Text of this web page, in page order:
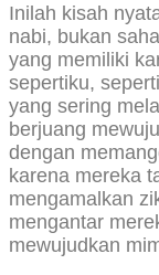
Inilah kisah
nabi, bukan
yang memiliki
sepertiku,
yang sering
berjuang
dengan
karena mereka
mengamalkan
mengantar
mewujudkan